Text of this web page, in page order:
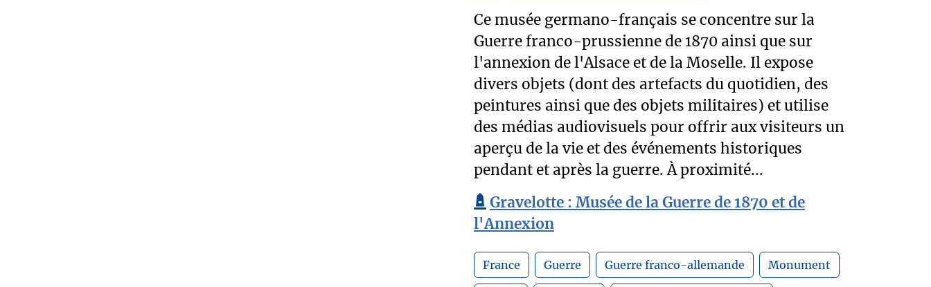
Ce musée germano-français se concentre sur la
Guerre franco-prussienne de 1870 ainsi que sur
l'annexion de l'Alsace et de la Moselle. Il expose
divers objets (dont des artefacts du quotidien, des
peintures ainsi que des objets militaires) et utilise
des médias audiovisuels pour offrir aux visiteurs un
aperçu de la vie et des événements historiques
pendant et après la guerre. À proximité...
Gravelotte : Musée de la Guerre de 1870 et de
l'Annexion
France Guerre Guerre franco-allemande Monument